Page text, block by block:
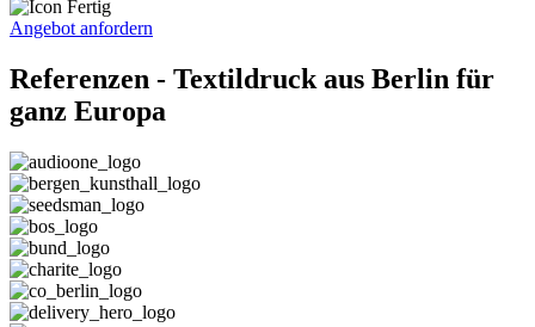
Angebot anfordern
Referenzen - Textildruck aus Berlin für
ganz Europa